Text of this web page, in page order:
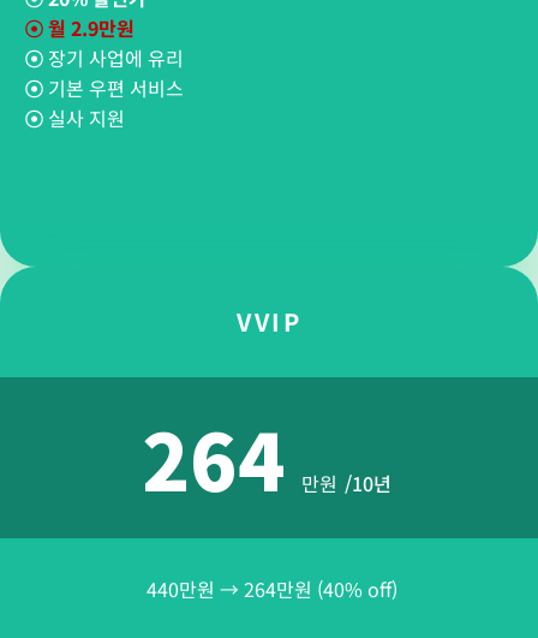
☉월 2.9만원
☉ 장기 사업에 유리
☉ 기본 우편 서비스
☉ 실사 지원
VVIP
264만원 /10년
440만원 → 264만원 (40% off)